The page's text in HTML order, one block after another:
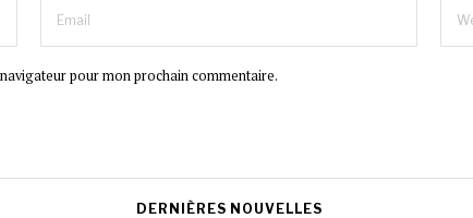
pour mon prochain commentaire.
DERNIÈRES NOUVELLES